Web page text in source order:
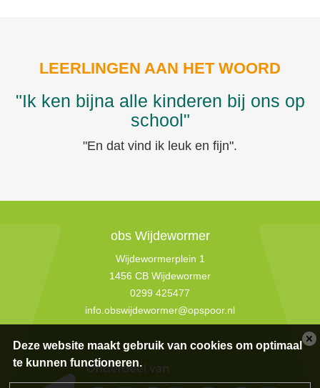
LEERLINGEN AAN HET WOORD
"Ik ken bijna alle kinderen bij ons op
school"
"En dat vind ik leuk en fijn".
obs Wijdewormer
Wijdewormerplein 1
1456 CB Wijdewormer
0299 425477
info.obswijdewormer@opspoor.nl
Deze website maakt gebruik van cookies om optimaal
te kunnen functioneren.